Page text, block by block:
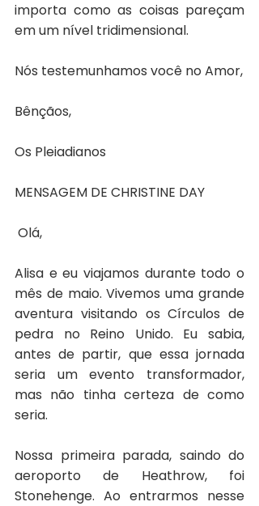
importa como as coisas pareçam
em um nível tridimensional.
Nós testemunhamos você no Amor,
Bênçãos,
Os Pleiadianos
MENSAGEM DE CHRISTINE DAY
Olá,
Alisa e eu viajamos durante todo o
mês de maio. Vivemos uma grande
aventura visitando os Círculos de
pedra no Reino Unido. Eu sabia,
antes de partir, que essa jornada
seria um evento transformador,
mas não tinha certeza de como
seria.
Nossa primeira parada, saindo do
aeroporto de Heathrow, foi
Stonehenge. Ao entrarmos nesse